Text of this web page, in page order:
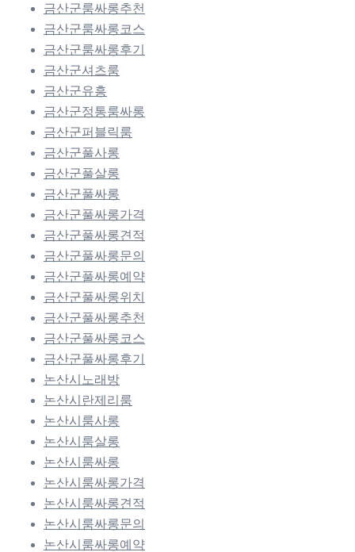
금산군룸싸롱추천
금산군룸싸롱코스
금산군룸싸롱후기
금산군셔츠룸
금산군유흥
금산군정통룸싸롱
금산군퍼블릭룸
금산군풀사롱
금산군풀살롱
금산군풀싸롱
금산군풀싸롱가격
금산군풀싸롱견적
금산군풀싸롱문의
금산군풀싸롱예약
금산군풀싸롱위치
금산군풀싸롱추천
금산군풀싸롱코스
금산군풀싸롱후기
논산시노래방
논산시란제리룸
논산시룸사롱
논산시룸살롱
논산시룸싸롱
논산시룸싸롱가격
논산시룸싸롱견적
논산시룸싸롱문의
논산시룸싸롱예약